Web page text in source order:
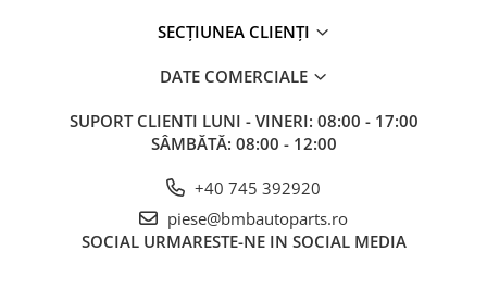
SECȚIUNEA CLIENȚI
DATE COMERCIALE
SUPORT CLIENTI LUNI - VINERI: 08:00 - 17:00
SÂMBĂTĂ: 08:00 - 12:00
+40 745 392920
piese@bmbautoparts.ro
SOCIAL URMARESTE-NE IN SOCIAL MEDIA